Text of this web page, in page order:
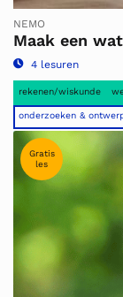
NEMO
Maak een
4 lesuren
rekenen/wiskunde
onderzoeken &
Gratis
les